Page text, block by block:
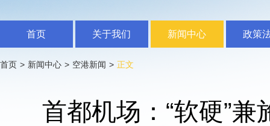
首页 关于我们 新闻中心 政策
首页 > 新闻中心 > 空港新闻 > 正文
首都机场：“软硬”